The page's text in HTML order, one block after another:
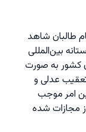
طالبان شاهد
بین‌المللی
کشور به صورت
عدلی و
امر موجب
مجازات شده